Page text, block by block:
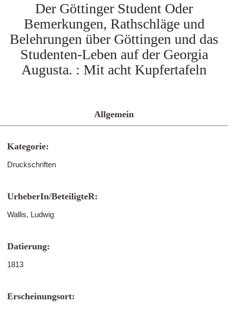
Der Göttinger Student Oder
Bemerkungen, Rathschläge und
Belehrungen über Göttingen und das
Studenten-Leben auf der Georgia
Augusta. : Mit acht Kupfertafeln
Allgemein
Kategorie:
Druckschriften
UrheberIn/BeteiligteR:
Wallis, Ludwig
Datierung:
1813
Erscheinungsort: